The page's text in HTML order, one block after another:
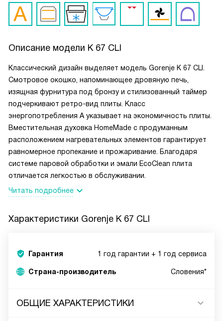
Описание модели K 67 CLI
Классический дизайн выделяет модель Gorenje K 67 CLI.
Смотровое окошко, напоминающее дровяную печь,
изящная фурнитура под бронзу и стилизованный таймер
подчеркивают ретро-вид плиты. Класс
энергопотребления А указывает на экономичность плиты.
Вместительная духовка HomeMade с продуманным
расположением нагревательных элементов гарантирует
равномерное пропекание и прожаривание. Благодаря
системе паровой обработки и эмали EcoClean плита
отличается легкостью в обслуживании.
Читать подробнее
Характеристики Gorenje K 67 CLI
Гарантия 1 год гарантии + 1 год сервиса
Страна-производитель Словения*
ОБЩИЕ ХАРАКТЕРИСТИКИ